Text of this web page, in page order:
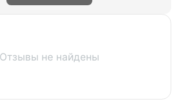
Отзывы не найдены